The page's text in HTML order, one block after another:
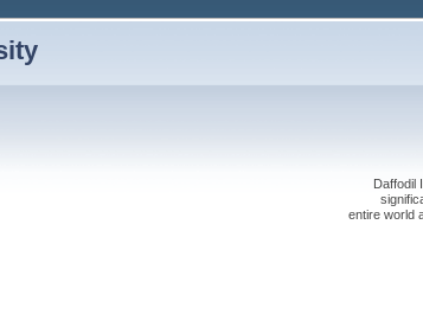
Daffodil
entire world